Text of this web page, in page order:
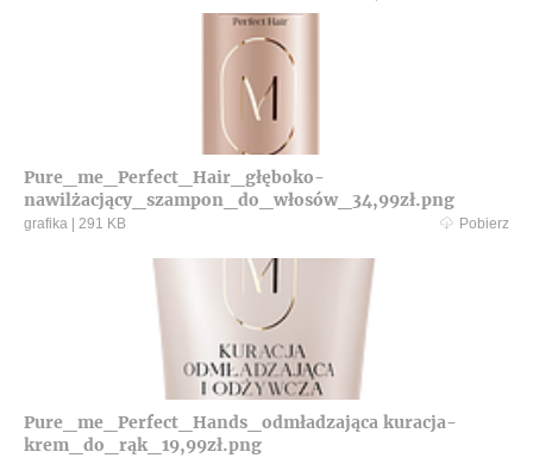
Pure_me_Perfect_Hair_głęboko-
nawilżacjący_szampon_do_włosów_34,99zł.png
grafika 291 KB Pobierz
Pure_me_Perfect_Hands_odmładzająca kuracja-
krem_do_rąk_19,99zł.png